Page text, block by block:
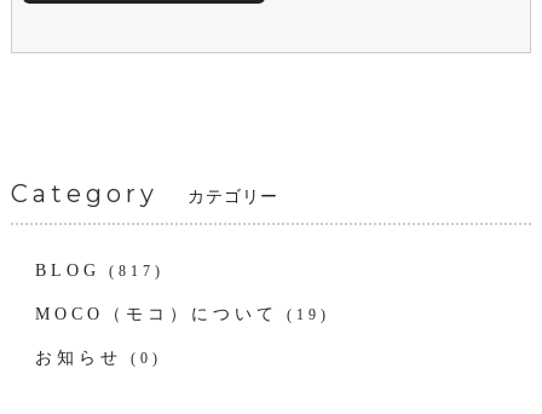
Category カテゴリー
BLOG (817)
MOCO（モコ）について (19)
お知らせ (0)